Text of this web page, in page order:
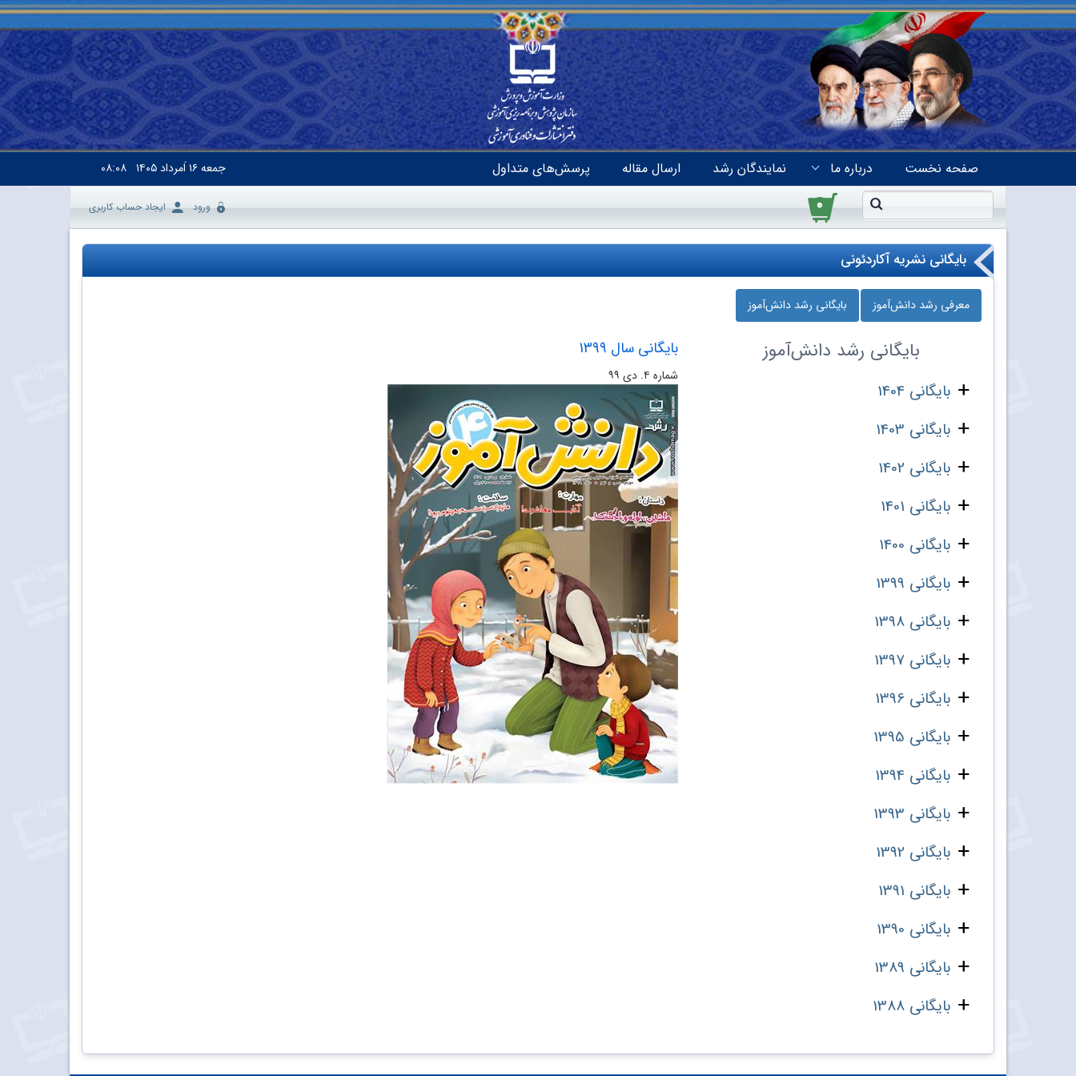
صفحه نخست درباره ما نمایندگان رشد ارسال مقاله پرسش‌های متداول جمعه۱۶ اَمرداد ۱۴۰۵ ۰۸:۰۸
۰ ورود ایجاد حساب کاربری
بایگانی نشریه آکاردئونی
معرفی رشد دانش‌آموز بایگانی رشد دانش‌آموز
بایگانی رشد دانش‌آموز
بایگانی 1404
بایگانی 1403
بایگانی 1402
بایگانی 1401
بایگانی 1400
بایگانی 1399
بایگانی 1398
بایگانی 1397
بایگانی 1396
بایگانی 1395
بایگانی 1394
بایگانی 1393
بایگانی 1392
بایگانی 1391
بایگانی 1390
بایگانی 1389
بایگانی 1388
بایگانی سال 1399
شماره ۴. دی ۹۹